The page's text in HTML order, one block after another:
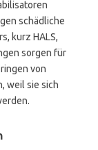
schädliche
kurz HALS,
sorgen für
von
weil sie sich